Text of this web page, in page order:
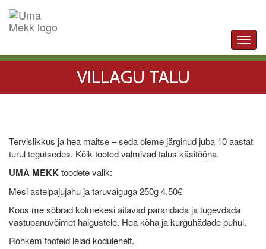
VILLAGU TALU
Tervislikkus ja hea maitse – seda oleme järginud juba 10 aastat
turul tegutsedes. Kõik tooted valmivad talus käsitööna.
UMA MEKKtoodete valik:
Mesi astelpajujahu ja taruvaiguga 250g 4.50€
Koos me sõbrad kolmekesi aitavad parandada ja tugevdada
vastupanuvõimet haigustele. Hea köha ja kurguhädade puhul.
Rohkem tooteid leiad kodulehelt.